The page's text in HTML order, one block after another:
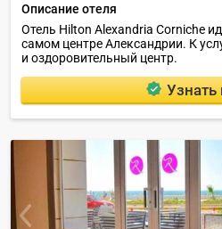
Описание отеля
Отель Hilton Alexandria Corniche
самом центре Александрии. К
и оздоровительный центр.
Узнать